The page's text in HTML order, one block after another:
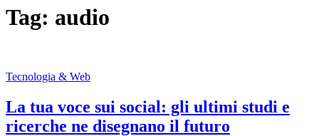
Tag: audio
Tecnologia & Web
La tua voce sui social: gli ultimi studi e
ricerche ne disegnano il futuro